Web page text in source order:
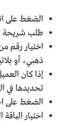
الضغط على
طلب شريحة
اختيار رقم
ذهبي، أو
إذا كان
تحديدها في
الضغط على
اختيار